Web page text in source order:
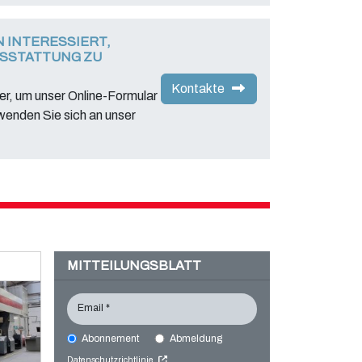
INTERESSIERT,
ZU
um unser Online-Formular
Sie sich an unser
Kontakte
MITTEILUNGSBLATT
Email *
Abonnement Abmeldung
Datenschutzrichtlinie